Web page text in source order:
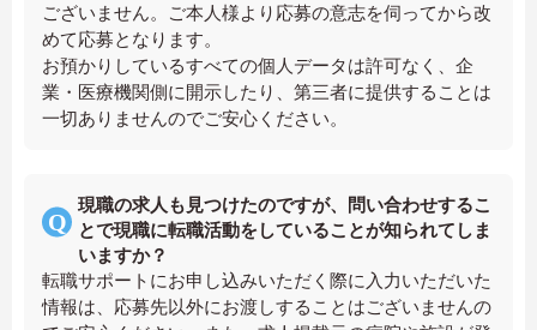
ございません。ご本人様より応募の意志を伺ってから改
めて応募となります。
お預かりしているすべての個人データは許可なく、企
業・医療機関側に開示したり、第三者に提供することは
一切ありませんのでご安心ください。
現職の求人も見つけたのですが、問い合わせするこ
とで現職に転職活動をしていることが知られてしま
いますか？
転職サポートにお申し込みいただく際に入力いただいた
情報は、応募先以外にお渡しすることはございませんの